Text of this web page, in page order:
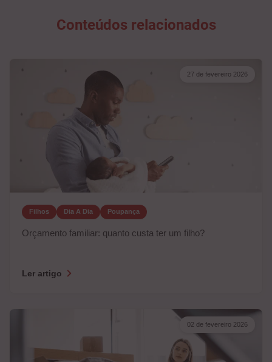
Conteúdos relacionados
27 de fevereiro 2026
Filhos Dia A Dia Poupança
Orçamento familiar: quanto custa ter um filho?
Ler artigo
02 de fevereiro 2026